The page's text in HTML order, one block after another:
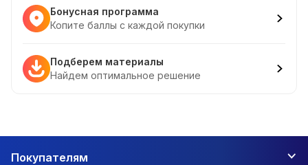
Бонусная программа
Копите баллы с каждой покупки
Подберем материалы
Найдем оптимальное решение
Покупателям